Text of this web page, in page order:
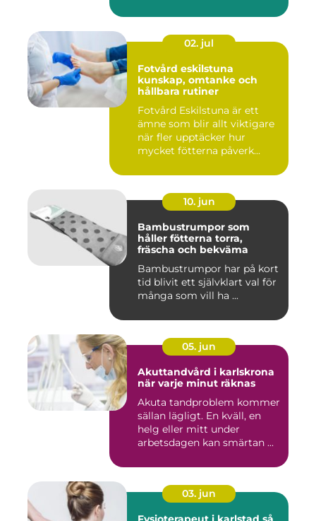
02. jul
Fotvård eskilstuna
kunskap, omtanke och
hållbara rutiner
Fotvård Eskilstuna är ett
ämne som blir allt viktigare
när fler upptäcker hur
mycket fötterna påverk...
10. jun
Bambustrumpor som
håller fötterna torra,
fräscha och bekväma
Bambustrumpor har på kort
tid blivit ett självklart val för
många som vill ha ...
05. jun
Akuttandvård i karlskrona
när varje minut räknas
Akuta tandproblem kommer
sällan lägligt. En kväll, en
helg eller mitt under
arbetsdagen kan smärtan ...
03. jun